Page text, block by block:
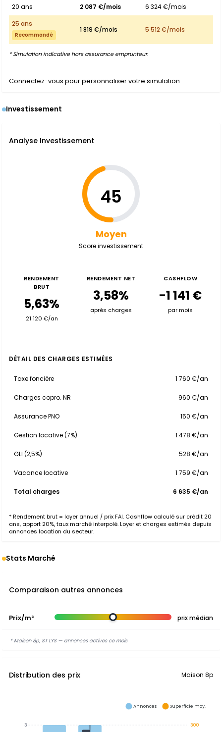
20 ans 2 087 €/mois
6 324 €/mois
25 ans
Recommandé
1 819 €/mois 5 512 €/mois
* Simulation indicative hors assurance emprunteur.
Connectez-vous pour personnaliser votre simulation
Investissement
Analyse Investissement
45
Moyen
Score investissement
RENDEMENT
BRUT
5,63%
21 120 €/an
RENDEMENT NET
3,58%
après charges
CASHFLOW
-1 141 €
par mois
DÉTAIL DES CHARGES ESTIMÉES
Taxe foncière 1 760 €/an
Charges copro. NR 960 €/an
Assurance PNO 150 €/an
Gestion locative (7%) 1 478 €/an
GLI (2,5%) 528 €/an
Vacance locative 1 759 €/an
Total charges 6 635 €/an
* Rendement brut = loyer annuel / prix FAI. Cashflow calculé sur crédit 20
ans, apport 20%, taux marché interpolé. Loyer et charges estimés depuis
annonces location du secteur.
Stats Marché
Comparaison autres annonces
Prix/m² prix médian
* Maison 8p, ST LYS — annonces actives ce mois
Distribution des prix Maison 8p
300
3
Annonces Superficie moy.